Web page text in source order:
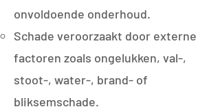
onvoldoende onderhoud.
Schade veroorzaakt door externe
factoren zoals ongelukken, val-,
stoot-, water-, brand- of
bliksemschade.